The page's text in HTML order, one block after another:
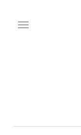
Menu